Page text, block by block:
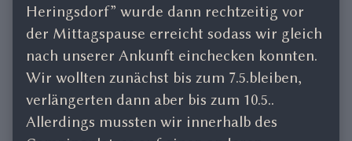
Heringsdorf” wurde dann rechtzeitig vor
der Mittagspause erreicht sodass wir gleich
nach unserer Ankunft einchecken konnten.
Wir wollten zunächst bis zum 7.5.bleiben,
verlängerten dann aber bis zum 10.5..
Allerdings mussten wir innerhalb des